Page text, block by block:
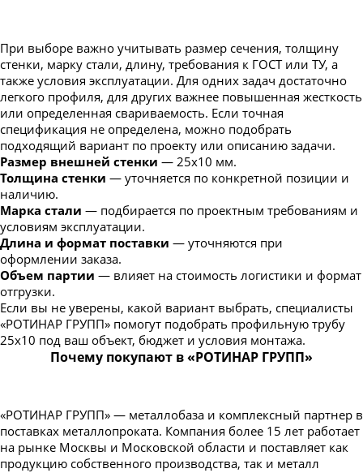
При выборе важно учитывать размер сечения, толщину
стенки, марку стали, длину, требования к ГОСТ или ТУ, а
также условия эксплуатации. Для одних задач достаточно
легкого профиля, для других важнее повышенная жесткость
или определенная свариваемость. Если точная
спецификация не определена, можно подобрать
подходящий вариант по проекту или описанию задачи.
Размер внешней стенки — 25х10 мм.
Толщина стенки — уточняется по конкретной позиции и
наличию.
Марка стали — подбирается по проектным требованиям и
условиям эксплуатации.
Длина и формат поставки — уточняются при
оформлении заказа.
Объем партии — влияет на стоимость логистики и формат
отгрузки.
Если вы не уверены, какой вариант выбрать, специалисты
«РОТИНАР ГРУПП» помогут подобрать профильную трубу
25х10 под ваш объект, бюджет и условия монтажа.
Почему покупают в «РОТИНАР ГРУПП»
«РОТИНАР ГРУПП» — металлобаза и комплексный партнер в
поставках металлопроката. Компания более 15 лет работает
на рынке Москвы и Московской области и поставляет как
продукцию собственного производства, так и металл